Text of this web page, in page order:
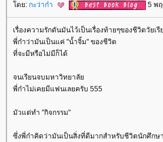
ดย: กะว่าก๋า 5 พ
เรื่องความรักดันมันไว้เป็นเรื่องท้ายๆของชีวิตวัยเ
พี่ก๋าว่ามันเป็นแค่ "น้ำจิ้ม" ของชีวิต
ที่จะมีหรือไม่มีก็ได้
จนเรียนจบมหาวิทยาลั
พี่ก๋าไม่เคยมีแฟนเลยครับ 555
มัวแต่ทำ "กิจกรรม"
ซึ่งพี่ก๋าคิดว่ามันเป็นสิ่งที่ดีมากสำหรับชีวิตนักศึกษ